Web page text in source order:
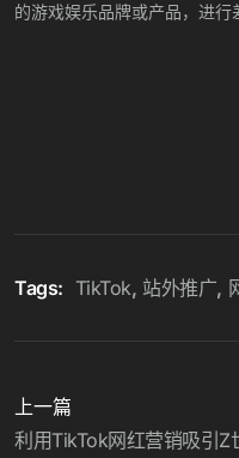
的游戏娱乐品牌或产品，进行
Tags: TikTok 站外推广
上一篇
利用TikTok网红营销吸引Z